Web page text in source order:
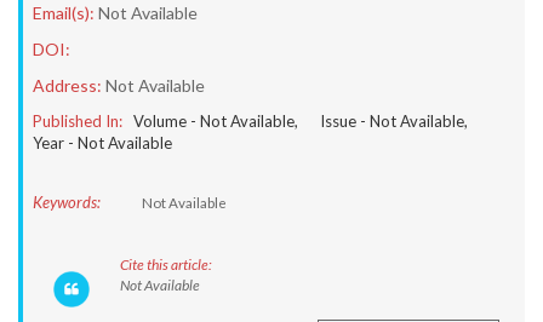
Email(s): Not Available
DOI:
Address: Not Available
Published In: Volume - Not Available, Issue - Not Available,
Year - Not Available
Keywords: Not Available
Cite this article:
Not Available